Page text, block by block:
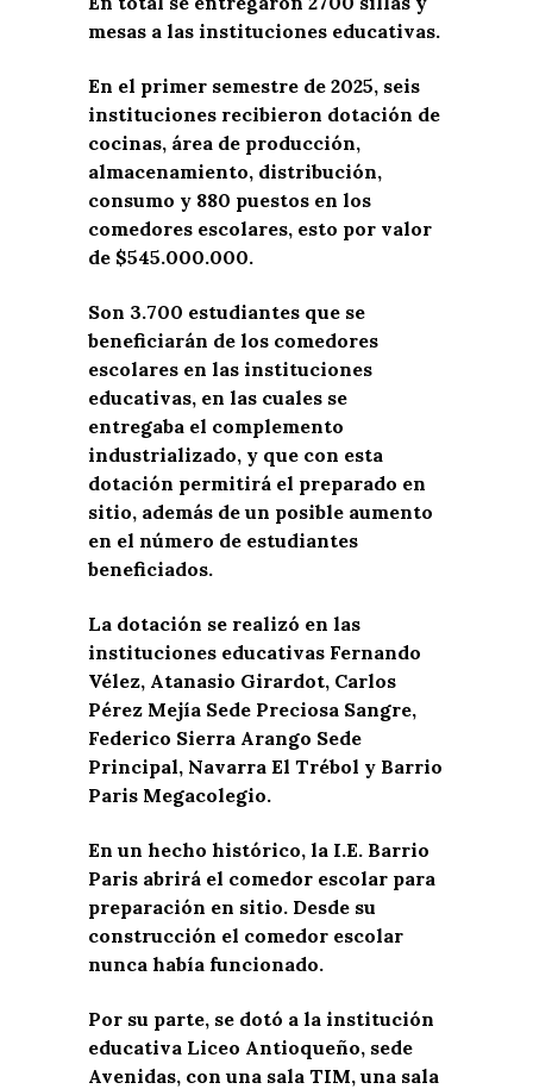
mesas a las instituciones educativas.
En el primer semestre de 2025, seis
instituciones recibieron dotación de
cocinas, área de producción,
almacenamiento, distribución,
consumo y 880 puestos en los
comedores escolares, esto por valor
de $545.000.000.
Son 3.700 estudiantes que se
beneficiarán de los comedores
escolares en las instituciones
educativas, en las cuales se
entregaba el complemento
industrializado, y que con esta
dotación permitirá el preparado en
sitio, además de un posible aumento
en el número de estudiantes
beneficiados.
La dotación se realizó en las
instituciones educativas Fernando
Vélez, Atanasio Girardot, Carlos
Pérez Mejía Sede Preciosa Sangre,
Federico Sierra Arango Sede
Principal, Navarra El Trébol y Barrio
Paris Megacolegio.
En un hecho histórico, la I.E. Barrio
Paris abrirá el comedor escolar para
preparación en sitio. Desde su
construcción el comedor escolar
nunca había funcionado.
Por su parte, se dotó a la institución
educativa Liceo Antioqueño, sede
Avenidas, con una sala TIM, una sala